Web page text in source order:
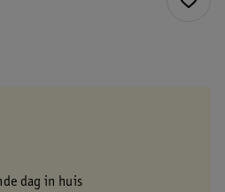
dag in huis